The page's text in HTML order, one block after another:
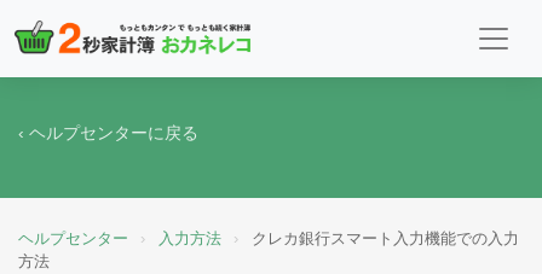
‹ ヘルプセンターに戻る
ヘルプセンター › 入力方法 ›
クレカ銀行スマート入力機能での入力
方法